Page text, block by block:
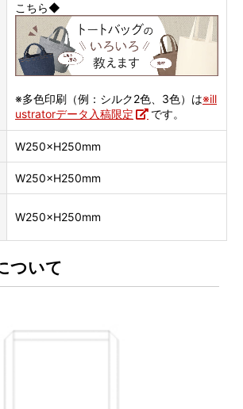
こちら◆
※多色印刷（例：シルク2色、3色）は※ill
ustratorデータ入稿限定
です。
W250×H250mm
W250×H250mm
W250×H250mm
ついて